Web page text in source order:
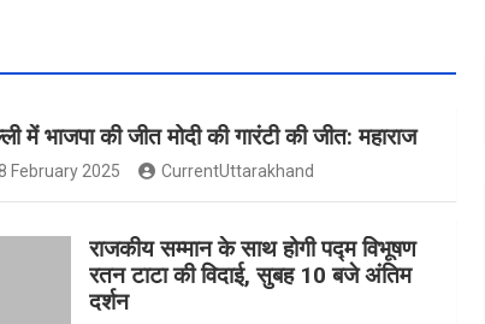
में भाजपा की जीत मोदी की गारंटी की जीत: महाराज
February 2025 CurrentUttarakhand
राजकीय सम्मान के साथ होगी पद्म विभूषण
रतन टाटा की विदाई, सुबह 10 बजे अंतिम
दर्शन